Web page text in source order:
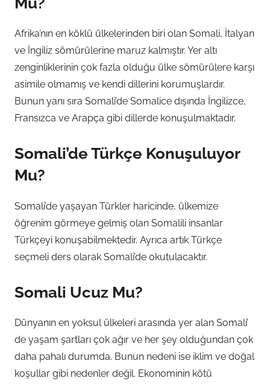
Afrika’nın en köklü ülkelerinden biri olan Somali, İtalyan
ve İngiliz sömürülerine maruz kalmıştır. Yer altı
zenginliklerinin çok fazla olduğu ülke sömürülere karşı
asimile olmamış ve kendi dillerini korumuşlardır.
Bunun yanı sıra Somali’de Somalice dışında İngilizce,
Fransızca ve Arapça gibi dillerde konuşulmaktadır.
Somali’de Türkçe Konuşuluyor
Mu?
Somali’de yaşayan Türkler haricinde, ülkemize
öğrenim görmeye gelmiş olan Somalili insanlar
Türkçeyi konuşabilmektedir. Ayrıca artık Türkçe
seçmeli ders olarak Somali’de okutulacaktır.
Somali Ucuz Mu?
Dünyanın en yoksul ülkeleri arasında yer alan Somali’
de yaşam şartları çok ağır ve her şey olduğundan çok
daha pahalı durumda. Bunun nedeni ise iklim ve doğal
koşullar gibi nedenler değil. Ekonominin kötü